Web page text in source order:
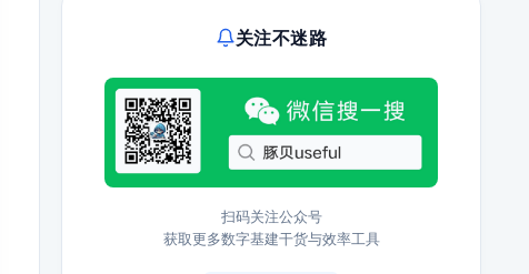
关注不迷路
扫码关注公众号
获取更多数字基建干货与效率工具